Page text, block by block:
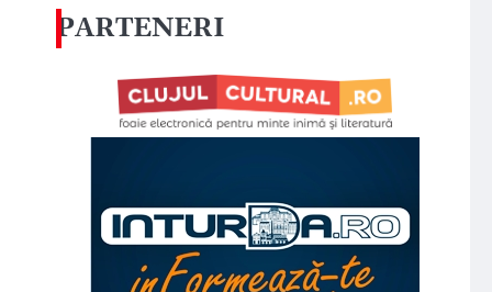
PARTENERI